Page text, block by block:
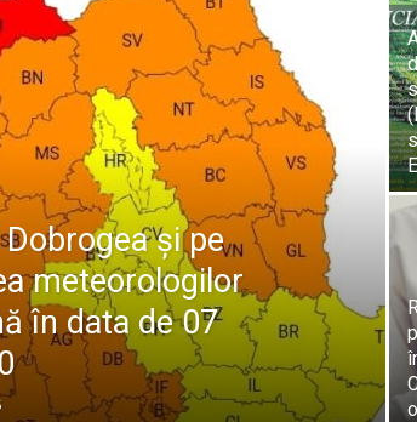
Dobrogea și pe
meteorologilor
în data de 07